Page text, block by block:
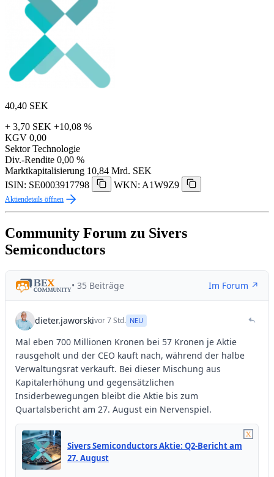
40,40 SEK
+ 3,70 SEK +10,08 %
KGV 0,00
Sektor Technologie
Div.-Rendite 0,00 %
Marktkapitalisierung 10,84 Mrd. SEK
ISIN: SE0003917798
WKN: A1W9Z9
Aktiendetails öffnen
Community Forum zu Sivers
Semiconductors